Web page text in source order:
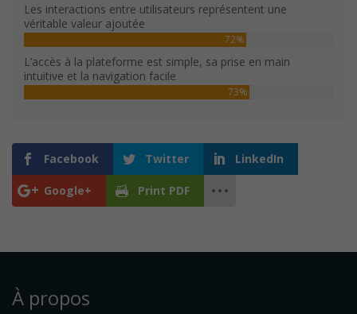
Les interactions entre utilisateurs représentent une
véritable valeur ajoutée
72%
L’accès à la plateforme est simple, sa prise en main
intuitive et la navigation facile
73%
Facebook Twitter LinkedIn
Google+ Print PDF
À propos